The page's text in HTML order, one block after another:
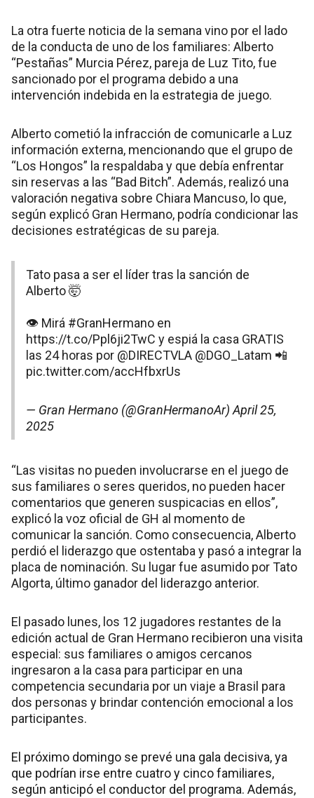
La otra fuerte noticia de la semana vino por el lado
de la conducta de uno de los familiares: Alberto
“Pestañas” Murcia Pérez, pareja de Luz Tito, fue
sancionado por el programa debido a una
intervención indebida en la estrategia de juego.
Alberto cometió la infracción de comunicarle a Luz
información externa, mencionando que el grupo de
“Los Hongos” la respaldaba y que debía enfrentar
sin reservas a las “Bad Bitch”. Además, realizó una
valoración negativa sobre Chiara Mancuso, lo que,
según explicó Gran Hermano, podría condicionar las
decisiones estratégicas de su pareja​​.
Tato pasa a ser el líder tras la sanción de
Alberto 🤯
👁 Mirá #GranHermano en
https://t.co/Ppl6ji2TwC y espiá la casa GRATIS
las 24 horas por @DIRECTVLA @DGO_Latam 📲
pic.twitter.com/accHfbxrUs
— Gran Hermano (@GranHermanoAr) April 25,
2025
“Las visitas no pueden involucrarse en el juego de
sus familiares o seres queridos, no pueden hacer
comentarios que generen suspicacias en ellos”,
explicó la voz oficial de GH al momento de
comunicar la sanción. Como consecuencia, Alberto
perdió el liderazgo que ostentaba y pasó a integrar la
placa de nominación. Su lugar fue asumido por Tato
Algorta, último ganador del liderazgo anterior​.
El pasado lunes, los 12 jugadores restantes de la
edición actual de Gran Hermano recibieron una visita
especial: sus familiares o amigos cercanos
ingresaron a la casa para participar en una
competencia secundaria por un viaje a Brasil para
dos personas y brindar contención emocional a los
participantes.
El próximo domingo se prevé una gala decisiva, ya
que podrían irse entre cuatro y cinco familiares,
según anticipó el conductor del programa. Además,